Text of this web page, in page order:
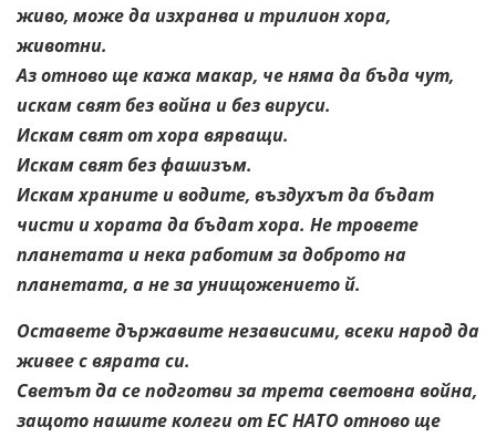
живо, може да изхранва и трилион хора,
животни.
Аз отново ще кажа макар, че няма да бъда чут,
искам свят без война и без вируси.
Искам свят от хора вярващи.
Искам свят без фашизъм.
Искам храните и водите, въздухът да бъдат
чисти и хората да бъдат хора. Не тровете
планетата и нека работим за доброто на
планетата, а не за унищожението й.
Оставете държавите независими, всеки народ да
живее с вярата си.
Светът да се подготви за трета световна война,
защото нашите колеги от ЕС НАТО отново ще